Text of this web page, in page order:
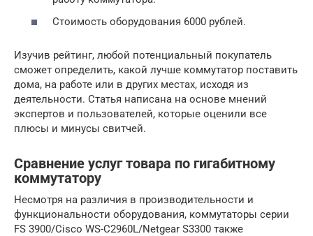
Стоимость оборудования 6000 рублей.
Изучив рейтинг, любой потенциальный покупатель
сможет определить, какой лучше коммутатор поставить
дома, на работе или в других местах, исходя из
деятельности. Статья написана на основе мнений
экспертов и пользователей, которые оценили все
плюсы и минусы свитчей.
Сравнение услуг товара по гигабитному
коммутатору
Несмотря на различия в производительности и
функциональности оборудования, коммутаторы серии
FS 3900/Cisco WS-C2960L/Netgear S3300 также